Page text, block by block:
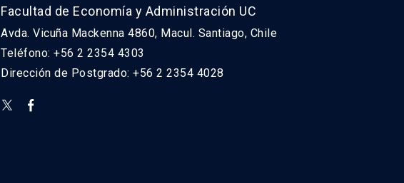
Facultad de Economía y Administración UC
Avda. Vicuña Mackenna 4860, Macul. Santiago, Chile
Teléfono: +56 2 2354 4303
Dirección de Postgrado: +56 2 2354 4028